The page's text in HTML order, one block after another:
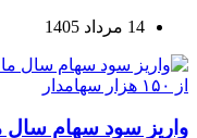
14 مرداد 1405